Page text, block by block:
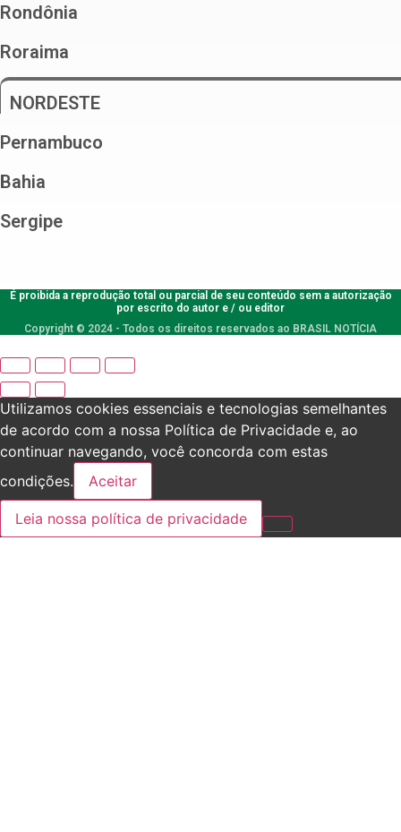
Rondônia
Roraima
NORDESTE
Pernambuco
Bahia
Sergipe
É proibida a reprodução total ou parcial de seu conteúdo sem a autorização
por escrito do autor e / ou editor
Copyright © 2024 - Todos os direitos reservados ao BRASIL NOTÍCIA
Utilizamos cookies essenciais e tecnologias semelhantes
de acordo com a nossa Política de Privacidade e, ao
continuar navegando, você concorda com estas
condições.
Aceitar
Leia nossa política de privacidade